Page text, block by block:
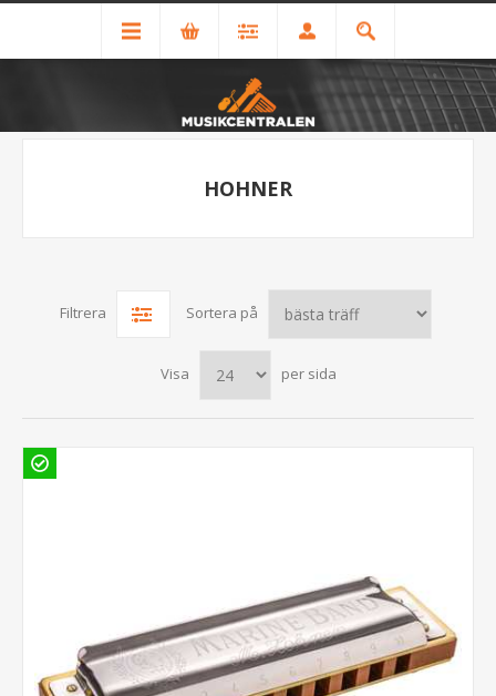
HOHNER
Filtrera Sortera på
Visa per sida